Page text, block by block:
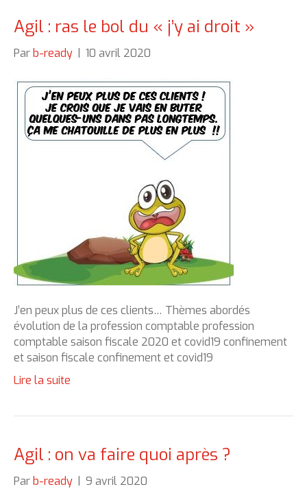
Agil : ras le bol du « j’y ai droit »
Par b-ready 10 avril 2020
J’en peux plus de ces clients… Thèmes abordés
évolution de la profession comptable profession
comptable saison fiscale 2020 et covid19 confinement
et saison fiscale confinement et covid19
Lire la suite
Agil : on va faire quoi après ?
Par b-ready 9 avril 2020